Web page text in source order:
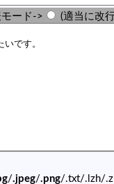
ード-> (適当に改
/.jpeg/.png/.txt/.lzh/